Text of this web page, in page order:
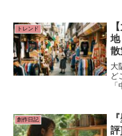
風
トレンド
地
散
大
ど
た
創作日記